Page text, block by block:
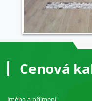
Cenová
Jméno a příjmení